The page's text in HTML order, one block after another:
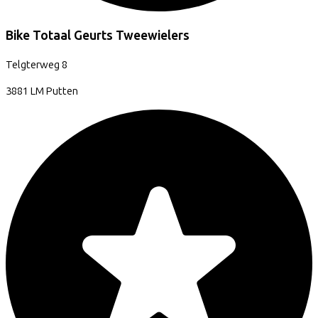
Bike Totaal Geurts Tweewielers
Telgterweg 8
3881 LM Putten